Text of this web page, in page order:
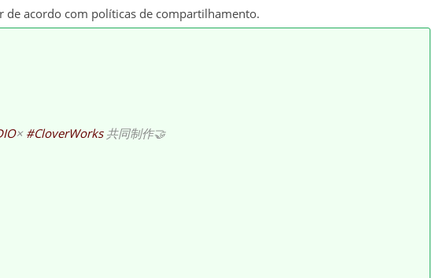
acordo com políticas de compartilhamento.
× #CloverWorks共同制作🤝